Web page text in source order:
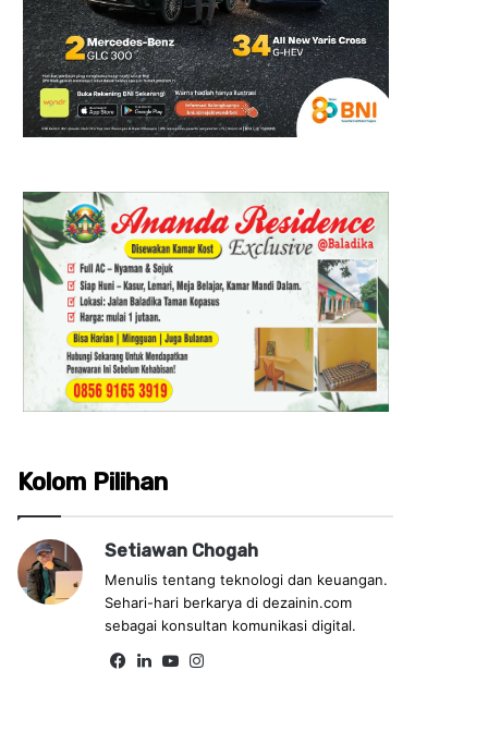
Kolom Pilihan
Setiawan Chogah
Menulis tentang teknologi dan keuangan.
Sehari-hari berkarya di dezainin.com
sebagai konsultan komunikasi digital.
Fa Lin Yo